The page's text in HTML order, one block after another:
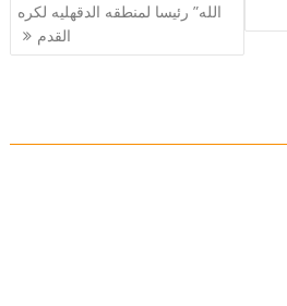
الله” رئيسا لمنطقه الدقهليه لكره
القدم